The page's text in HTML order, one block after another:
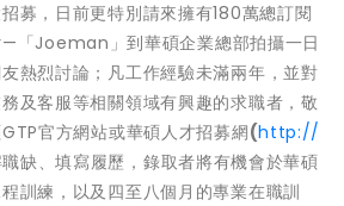
募，日前更特別請來擁有180萬總訂閱
「Joeman」到華碩企業總部拍攝一日
熱烈討論；凡工作經驗未滿兩年，並對
及客服等相關領域有興趣的求職者，敬
官方網站或華碩人才招募網(http://
缺、填寫履歷，錄取者將有機會於華碩
訓練，以及四至八個月的專業在職訓